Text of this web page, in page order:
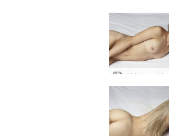
október